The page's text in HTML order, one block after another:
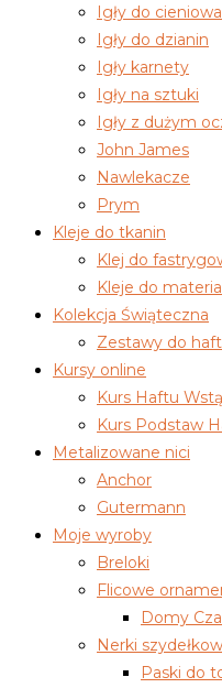
Igły do
Igły do dzianin
Igły karnety
Igły na sztuki
Igły z dużym
John James
Nawlekacze
Prym
Kleje do tkanin
Klej do
Kleje do
Kolekcja Świąteczna
Zestawy do
Kursy online
Kurs Haftu
Kurs Podstaw
Metalizowane nici
Anchor
Gutermann
Moje wyroby
Breloki
Flicowe
Domy
Nerki
Paski do